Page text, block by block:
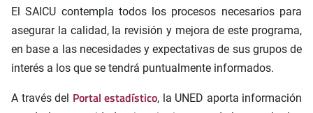
El SAICU contempla todos los procesos necesarios para
asegurar la calidad, la revisión y mejora de este programa,
en base a las necesidades y expectativas de sus grupos de
interés a los que se tendrá puntualmente informados.
A través del Portal estadístico, la UNED aporta información